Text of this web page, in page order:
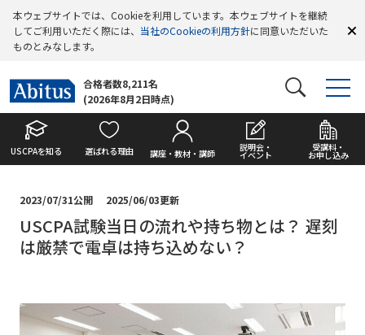
本ウェブサイトでは、Cookieを利用しています。本ウェブサイトを継続
してご利用いただく際には、 当社のCookieの利用方針に同意いただいた
ものとみなします。
合格者数8,211名
(2026年8月2日時点)
USCPAを知る 選ばれる理由 講座・教材・講師
説明会・
イベント
受講料・
お申し込み
2023/07/31公開 2025/06/03更新
USCPA試験当日の流れや持ち物とは？ 遅刻
は厳禁で電卓は持ち込めない？